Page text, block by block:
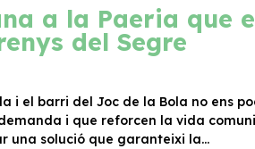
a la Paeria que
del Segre
i el barri del Joc de la Bola no ens
i que reforcen la vida
una solució que garanteixi la...